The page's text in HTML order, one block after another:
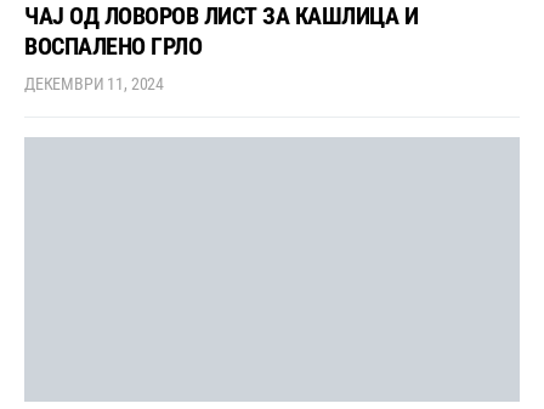
ЧАЈ ОД ЛОВОРОВ ЛИСТ ЗА КАШЛИЦА И
ВОСПАЛЕНО ГРЛО
ДЕКЕМВРИ 11, 2024